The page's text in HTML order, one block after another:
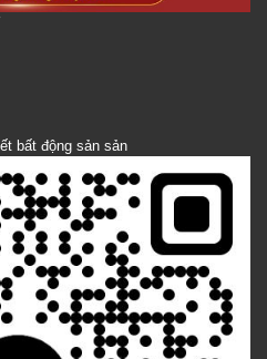
bất động sản sản